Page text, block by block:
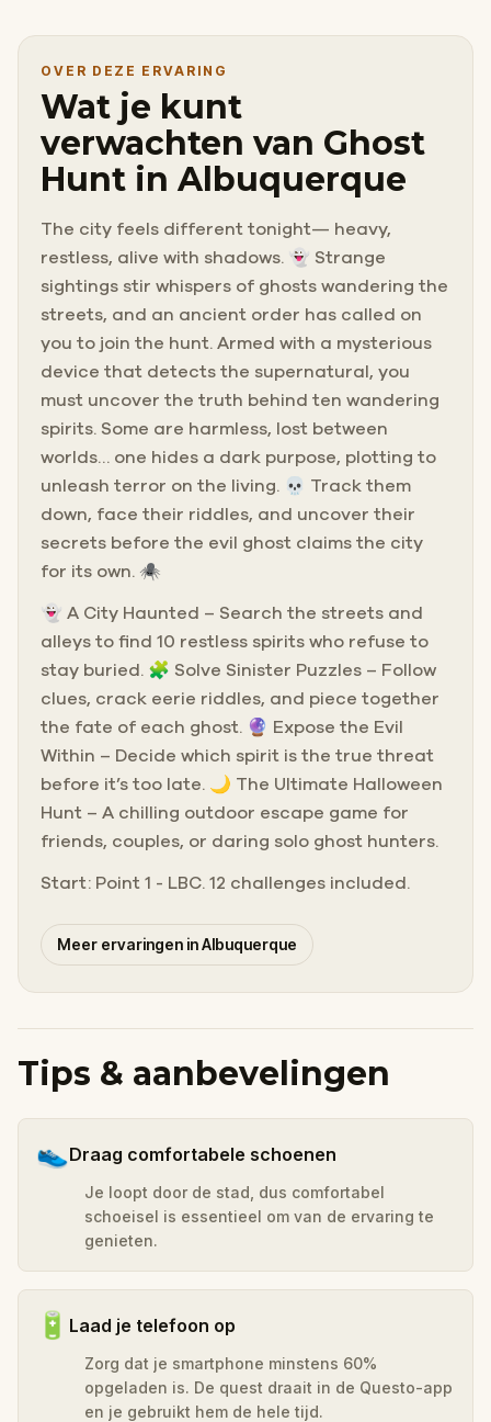
OVER DEZE ERVARING
Wat je kunt
verwachten van Ghost
Hunt in Albuquerque
The city feels different tonight— heavy,
restless, alive with shadows. 👻 Strange
sightings stir whispers of ghosts wandering the
streets, and an ancient order has called on
you to join the hunt. Armed with a mysterious
device that detects the supernatural, you
must uncover the truth behind ten wandering
spirits. Some are harmless, lost between
worlds… one hides a dark purpose, plotting to
unleash terror on the living. 💀 Track them
down, face their riddles, and uncover their
secrets before the evil ghost claims the city
for its own. 🕷️
👻 A City Haunted – Search the streets and
alleys to find 10 restless spirits who refuse to
stay buried. 🧩 Solve Sinister Puzzles – Follow
clues, crack eerie riddles, and piece together
the fate of each ghost. 🔮 Expose the Evil
Within – Decide which spirit is the true threat
before it’s too late. 🌙 The Ultimate Halloween
Hunt – A chilling outdoor escape game for
friends, couples, or daring solo ghost hunters.
Start: Point 1 - LBC. 12 challenges included.
Meer ervaringen in Albuquerque
Tips & aanbevelingen
👟Draag comfortabele schoenen
Je loopt door de stad, dus comfortabel
schoeisel is essentieel om van de ervaring te
genieten.
🔋 Laad je telefoon op
Zorg dat je smartphone minstens 60%
opgeladen is. De quest draait in de Questo-app
en je gebruikt hem de hele tijd.